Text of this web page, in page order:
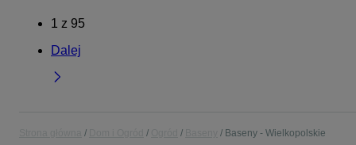
1 z 95
Dalej
Baseny - Wielkopolskie